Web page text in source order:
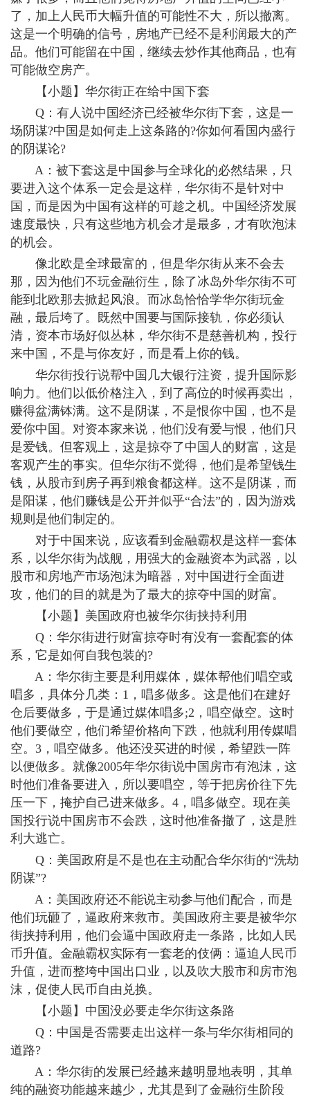
了，加上人民币大幅升值的可能性不大，所以撤离。
这是一个明确的信号，房地产已经不是利润最大的产
品。他们可能留在中国，继续去炒作其他商品，也有
可能做空房产。
【小题】华尔街正在给中国下套
Q：有人说中国经济已经被华尔街下套，这是一
场阴谋?中国是如何走上这条路的?你如何看国内盛行
的阴谋论?
A：被下套这是中国参与全球化的必然结果，只
要进入这个体系一定会是这样，华尔街不是针对中
国，而是因为中国有这样的可趁之机。中国经济发展
速度最快，只有这些地方机会才是最多，才有吹泡沫
的机会。
像北欧是全球最富的，但是华尔街从来不会去
那，因为他们不玩金融衍生，除了冰岛外华尔街不可
能到北欧那去掀起风浪。而冰岛恰恰学华尔街玩金
融，最后垮了。既然中国要与国际接轨，你必须认
清，资本市场好似丛林，华尔街不是慈善机构，投行
来中国，不是与你友好，而是看上你的钱。
华尔街投行说帮中国几大银行注资，提升国际影
响力。他们以低价格注入，到了高位的时候再卖出，
赚得盆满钵满。这不是阴谋，不是恨你中国，也不是
爱你中国。对资本家来说，他们没有爱与恨，他们只
是爱钱。但客观上，这是掠夺了中国人的财富，这是
客观产生的事实。但华尔街不觉得，他们是希望钱生
钱，从股市到房子再到粮食都这样。这不是阴谋，而
是阳谋，他们赚钱是公开并似乎“合法”的，因为游戏
规则是他们制定的。
对于中国来说，应该看到金融霸权是这样一套体
系，以华尔街为战舰，用强大的金融资本为武器，以
股市和房地产市场泡沫为暗器，对中国进行全面进
攻，他们的目的就是为了最大的掠夺中国的财富。
【小题】美国政府也被华尔街挟持利用
Q：华尔街进行财富掠夺时有没有一套配套的体
系，它是如何自我包装的?
A：华尔街主要是利用媒体，媒体帮他们唱空或
唱多，具体分几类：1，唱多做多。这是他们在建好
仓后要做多，于是通过媒体唱多;2，唱空做空。这时
他们要做空，他们希望价格向下跌，他就利用传媒唱
空。3，唱空做多。他还没买进的时候，希望跌一阵
以便做多。就像2005年华尔街说中国房市有泡沫，这
时他们准备要进入，所以要唱空，等于把房价往下先
压一下，掩护自己进来做多。4，唱多做空。现在美
国投行说中国房市不会跌，这时他准备撤了，这是胜
利大逃亡。
Q：美国政府是不是也在主动配合华尔街的“洗劫
阴谋”?
A：美国政府还不能说主动参与他们配合，而是
他们玩砸了，逼政府来救市。美国政府主要是被华尔
街挟持利用，他们会逼中国政府走一条路，比如人民
币升值。金融霸权实际有一套老的伎俩：逼迫人民币
升值，进而整垮中国出口业，以及吹大股市和房市泡
沫，促使人民币自由兑换。
【小题】中国没必要走华尔街这条路
Q：中国是否需要走出这样一条与华尔街相同的
道路?
A：华尔街的发展已经越来越明显地表明，其单
纯的融资功能越来越少，尤其是到了金融衍生阶段